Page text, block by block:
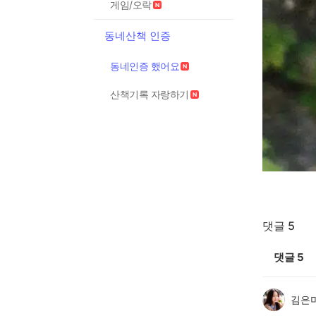
게임/오락
동네산책 인증
동네인증 했어요
산책기록 자랑하기
댓글 5
댓글 5
김은